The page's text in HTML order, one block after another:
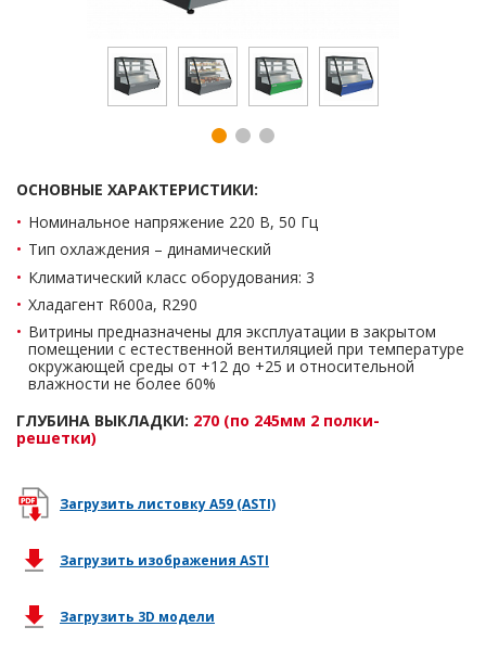
ОСНОВНЫЕ ХАРАКТЕРИСТИКИ:
Номинальное напряжение 220 В, 50 Гц
Тип охлаждения – динамический
Климатический класс оборудования: 3
Хладагент R600a, R290
Витрины предназначены для эксплуатации в закрытом
помещении с естественной вентиляцией при температуре
окружающей среды от +12 до +25 и относительной
влажности не более 60%
ГЛУБИНА ВЫКЛАДКИ: 270 (по 245мм 2 полки-
решетки)
Загрузить листовку A59 (ASTI)
Загрузить изображения ASTI
Загрузить 3D модели